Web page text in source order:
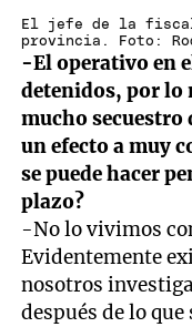
El jefe de la
provincia. Foto:
-El operativo en
detenidos, por lo
mucho secuestro
un efecto a muy
se puede hacer
plazo?
-No lo vivimos
Evidentemente
nosotros
después de lo